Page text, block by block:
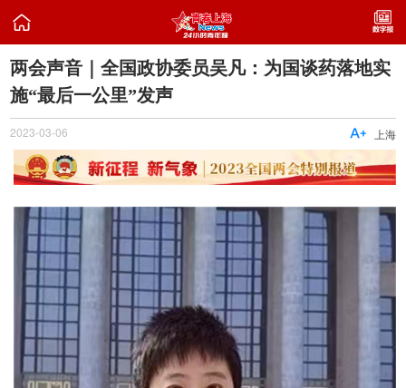

两会声音｜全国政协委员吴凡：为国谈药落地实
施“最后一公里”发声
2023-03-06 上海
